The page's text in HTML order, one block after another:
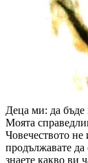
Деца ми: да
Моята
Човечеството
продължавате
знаете какво ви